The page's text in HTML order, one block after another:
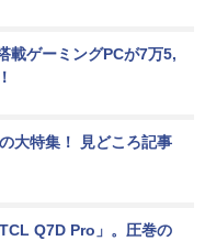
載ゲーミングPCが7万5,
大特集！ 見どころ記事
Q7D Pro」。圧巻の